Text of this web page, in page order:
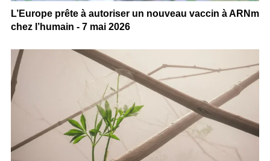
L’Europe prête à autoriser un nouveau vaccin à ARNm
chez l’humain - 7 mai 2026